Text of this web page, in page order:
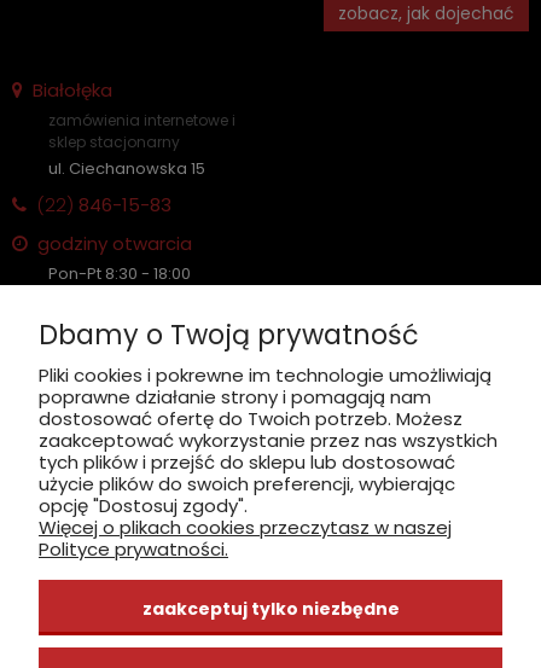
zobacz, jak dojechać
Białołęka
zamówienia internetowe i
sklep stacjonarny
ul. Ciechanowska 15
(22) 846-15-83
godziny otwarcia
Pon-Pt 8:30 - 18:00
Płatność: gotówka, karta, BLIK
zobacz, jak dojechać
INFORMACJE
ZAKUPY
Dbamy o Twoją prywatność
Pliki cookies i pokrewne im technologie umożliwiają
poprawne działanie strony i pomagają nam
dostosować ofertę do Twoich potrzeb. Możesz
zaakceptować wykorzystanie przez nas wszystkich
tych plików i przejść do sklepu lub dostosować
użycie plików do swoich preferencji, wybierając
opcję "Dostosuj zgody".
Więcej o plikach cookies przeczytasz w naszej
Polityce prywatności.
zaakceptuj tylko niezbędne